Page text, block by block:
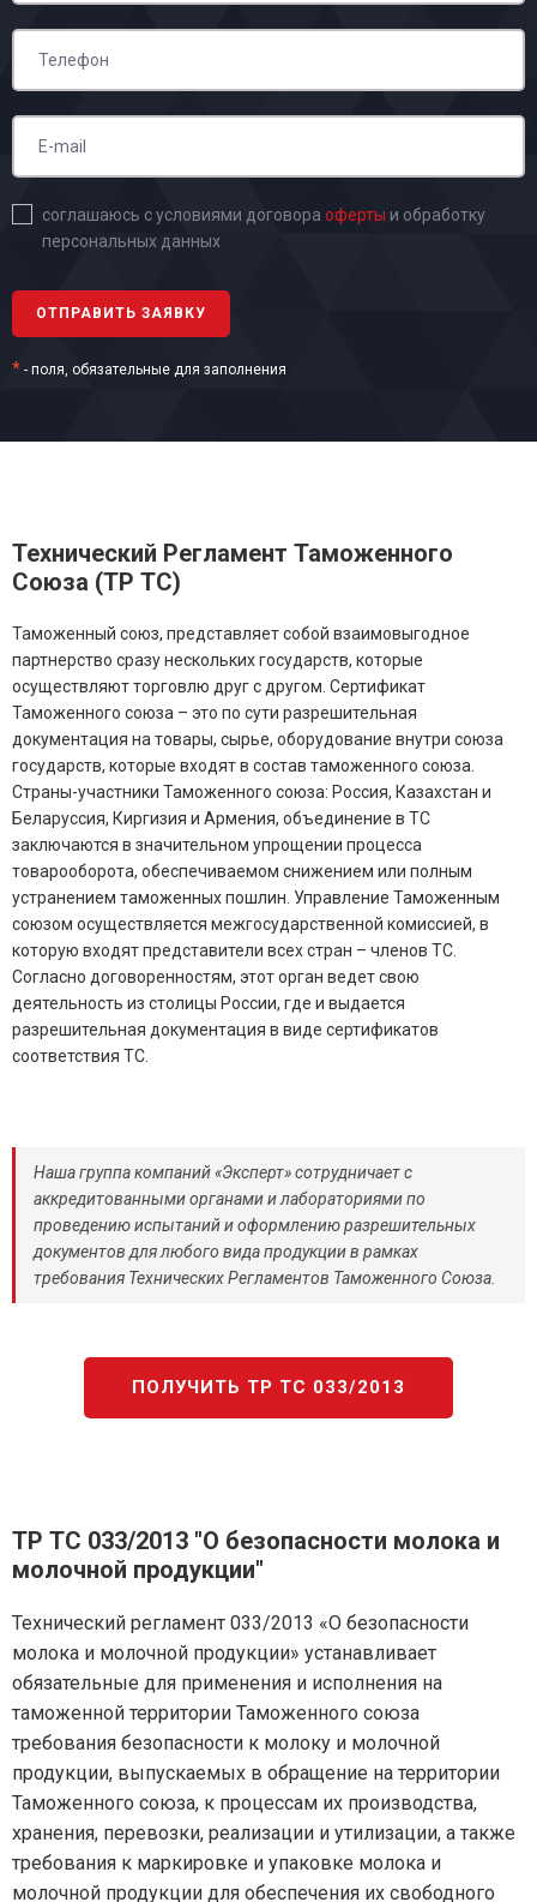
соглашаюсь с условиями договора оферты и обработку
персональных данных
* - поля, обязательные для заполнения
Технический Регламент Таможенного
Союза (ТР ТС)
Таможенный союз, представляет собой взаимовыгодное
партнерство сразу нескольких государств, которые
осуществляют торговлю друг с другом. Сертификат
Таможенного союза – это по сути разрешительная
документация на товары, сырье, оборудование внутри союза
государств, которые входят в состав таможенного союза.
Страны-участники Таможенного союза: Россия, Казахстан и
Беларуссия, Киргизия и Армения, объединение в ТС
заключаются в значительном упрощении процесса
товарооборота, обеспечиваемом снижением или полным
устранением таможенных пошлин. Управление Таможенным
союзом осуществляется межгосударственной комиссией, в
которую входят представители всех стран – членов ТС.
Согласно договоренностям, этот орган ведет свою
деятельность из столицы России, где и выдается
разрешительная документация в виде сертификатов
соответствия ТС.
Наша группа компаний «Эксперт» сотрудничает с
аккредитованными органами и лабораториями по
проведению испытаний и оформлению разрешительных
документов для любого вида продукции в рамках
требования Технических Регламентов Таможенного Союза.
ПОЛУЧИТЬ ТР ТС 033/2013
ТР ТС 033/2013 "О безопасности молока и
молочной продукции"
Технический регламент 033/2013 «О безопасности
молока и молочной продукции» устанавливает
обязательные для применения и исполнения на
таможенной территории Таможенного союза
требования безопасности к молоку и молочной
продукции, выпускаемых в обращение на территории
Таможенного союза, к процессам их производства,
хранения, перевозки, реализации и утилизации, а также
требования к маркировке и упаковке молока и
молочной продукции для обеспечения их свободного